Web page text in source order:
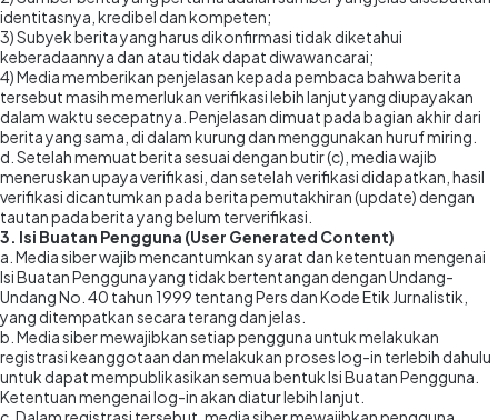
identitasnya, kredibel dan kompeten;
3) Subyek berita yang harus dikonfirmasi tidak diketahui
keberadaannya dan atau tidak dapat diwawancarai;
4) Media memberikan penjelasan kepada pembaca bahwa berita
tersebut masih memerlukan verifikasi lebih lanjut yang diupayakan
dalam waktu secepatnya. Penjelasan dimuat pada bagian akhir dari
berita yang sama, di dalam kurung dan menggunakan huruf miring.
d. Setelah memuat berita sesuai dengan butir (c), media wajib
meneruskan upaya verifikasi, dan setelah verifikasi didapatkan, hasil
verifikasi dicantumkan pada berita pemutakhiran (update) dengan
tautan pada berita yang belum terverifikasi.
3. Isi Buatan Pengguna (User Generated Content)
a. Media siber wajib mencantumkan syarat dan ketentuan mengenai
Isi Buatan Pengguna yang tidak bertentangan dengan Undang-
Undang No. 40 tahun 1999 tentang Pers dan Kode Etik Jurnalistik,
yang ditempatkan secara terang dan jelas.
b. Media siber mewajibkan setiap pengguna untuk melakukan
registrasi keanggotaan dan melakukan proses log-in terlebih dahulu
untuk dapat mempublikasikan semua bentuk Isi Buatan Pengguna.
Ketentuan mengenai log-in akan diatur lebih lanjut.